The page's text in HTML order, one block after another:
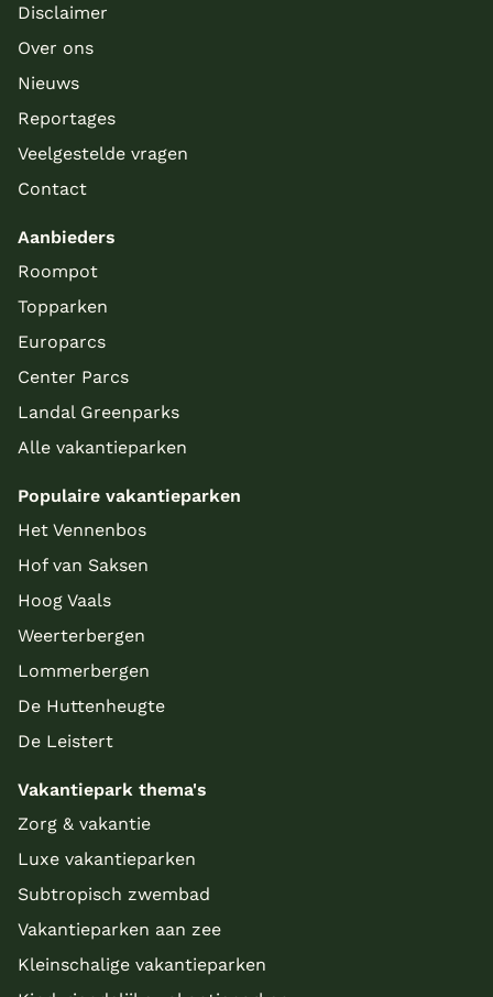
Disclaimer
Over ons
Nieuws
Reportages
Veelgestelde vragen
Contact
Aanbieders
Roompot
Topparken
Europarcs
Center Parcs
Landal Greenparks
Alle vakantieparken
Populaire vakantieparken
Het Vennenbos
Hof van Saksen
Hoog Vaals
Weerterbergen
Lommerbergen
De Huttenheugte
De Leistert
Vakantiepark thema's
Zorg & vakantie
Luxe vakantieparken
Subtropisch zwembad
Vakantieparken aan zee
Kleinschalige vakantieparken